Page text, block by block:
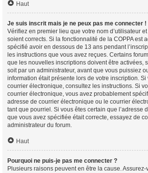
Haut
Je suis inscrit mais je ne peux pas me connecter !
Vérifiez en premier lieu que votre nom d’utilisateur
soient corrects. Si la fonctionnalité de la COPPA est
spécifié avoir en dessous de 13 ans pendant
les instructions que vous avez reçues. Certains
que les nouvelles inscriptions doivent être activées,
soit par un administrateur, avant que vous puissiez
information était présente lors de votre inscription. Si
courrier électronique, consultez les instructions. Si
courrier électronique, vous avez probablement
adresse de courrier électronique ou le courrier
tant que pourriel. Si vous êtes certain que l’adresse
que vous avez spécifiée était correcte, essayez de
administrateur du forum.
Haut
Pourquoi ne puis-je pas me connecter ?
Plusieurs raisons peuvent en être la cause.